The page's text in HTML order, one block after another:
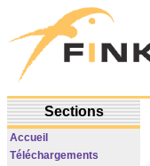
Sections
Accueil
Téléchargements